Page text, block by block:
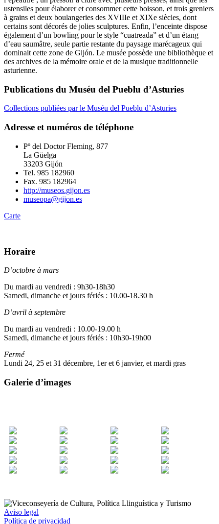
ustensiles pour élaborer et consommer cette boisson, et trois greniers
à grains et deux boulangeries des XVIIIe et XIXe siècles, dont
certains sont décorés de jolies sculptures. Enfin, l’enceinte dispose
également d’un bowling pour le style “cuatreada” et d’un étang
d’eau saumâtre, seule partie restante du paysage marécageux qui
dominait cette zone de Gijón. Le musée possède une bibliothèque et
des archives de la mémoire orale et de la musique traditionnelle
asturienne.
Publications du Muséu del Pueblu d’Asturies
Collections publiées par le Muséu del Pueblu d’Asturies
Adresse et numéros de téléphone
Pº del Doctor Fleming, 877
La Güelga
33203 Gijón
Tel. 985 182960
Fax. 985 182964
http://museos.gijon.es
museopa@gijon.es
Carte
Horaire
D’octobre à mars
Du mardi au vendredi : 9h30-18h30
Samedi, dimanche et jours fériés : 10.00-18.30 h
D’avril à septembre
Du mardi au vendredi : 10.00-19.00 h
Samedi, dimanche et jours fériés : 10h30-19h00
Fermé
Lundi 24, 25 et 31 décembre, 1er et 6 janvier, et mardi gras
Galerie d’images
Aviso legal
Política de privacidad